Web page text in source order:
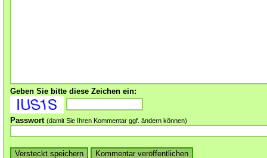
Geben Sie bitte diese Zeichen ein:
Passwort (damit Sie Ihren Kommentar ggf. ändern können)